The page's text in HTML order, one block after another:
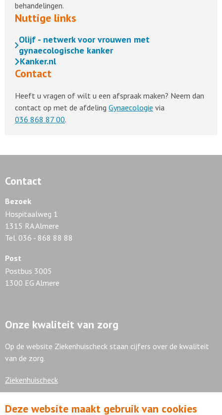
behandelingen.
Nuttige links
Olijf - netwerk voor vrouwen met
gynaecologische kanker
Kanker.nl
Contact
Heeft u vragen of wilt u een afspraak maken? Neem dan
contact op met de afdeling Gynaecologie via
036 868 87 00.
Contact
Bezoek
Hospitaalweg 1
1315 RA Almere
Tel. 036 - 868 88 88
Post
Postbus 3005
1300 EG Almere
Onze kwaliteit van zorg
Op de website Ziekenhuischeck staan cijfers over de kwaliteit
van de zorg.
Ziekenhuischeck
Deze website maakt gebruik van cookies